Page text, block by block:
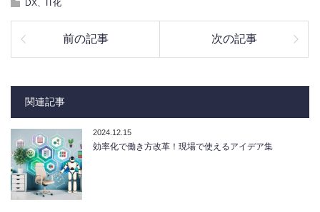
DX、IT化
前の記事 次の記事
関連記事
2024.12.15
効率化で働き方改革！現場で使えるアイデア集